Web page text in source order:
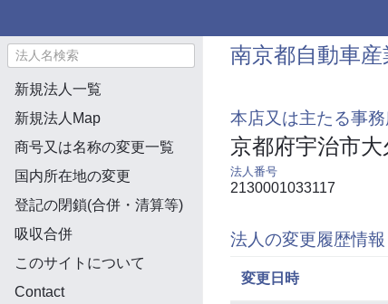
新規法人一覧
新規法人Map
商号又は名称の変更一覧
国内所在地の変更
登記の閉鎖(合併・清算等)
吸収合併
このサイトについて
Contact
南京都自動車
本店又は主たる事
京都府宇治市
法人番号
2130001033117
法人の変更履歴情報
変更日時